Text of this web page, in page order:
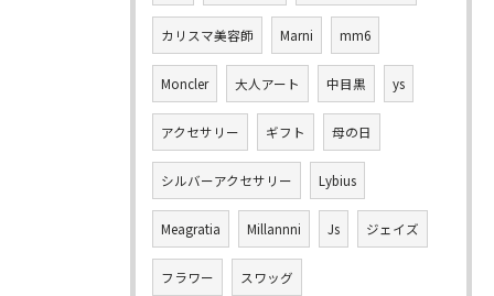
カリスマ美容師 Marni mm6
Moncler 大人アート 中目黒 ys
アクセサリー ギフト 母の日
シルバーアクセサリー Lybius
Meagratia Millannni Js ジェイズ
フラワー スワッグ